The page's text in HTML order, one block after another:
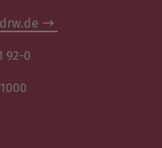
92-0